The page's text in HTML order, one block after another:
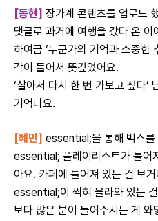
[동현] 장가계 콘텐츠를 업로드
댓글로 과거에 여행을 갔다 온
하여금 ‘누군가의 기억과 소중한
각이 들어서 뜻깊었어요.
‘살아서 다시 한 번 가보고 싶다’
기억나요.
[혜민] essential;을 통해 벅스를
essential; 플레이리스트가 틀어
아요. 카페에 틀어져 있는 걸 보
essential;이 찍혀 올라와 있는
보다 많은 분이 들어주시는 게 와